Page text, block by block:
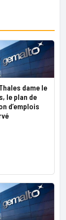
dame le
le plan de
d’emplois